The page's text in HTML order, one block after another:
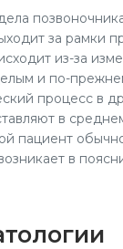
за рамки
из-за
и по-
процесс в
в
пациент
в